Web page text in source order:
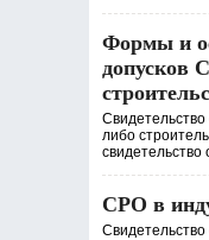
Формы и
допусков
либо
свидетельство
СРО в